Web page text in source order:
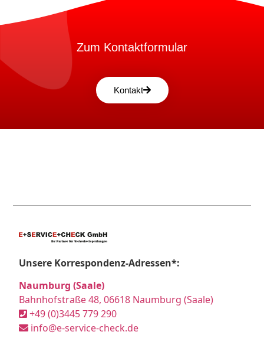
Zum Kontaktformular
Kontakt
Unsere Korrespondenz-Adressen*:
Naumburg (Saale)
Bahnhofstraße 48, 06618 Naumburg (Saale)
+49 (0)3445 779 290
info@e-service-check.de